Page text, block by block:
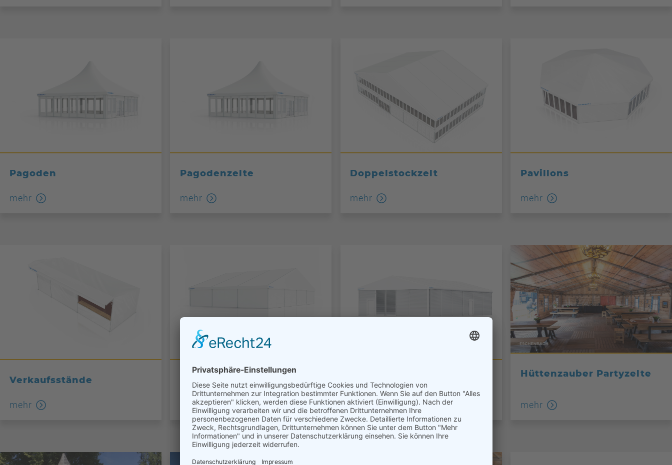
Pagoden
mehr
Pagodenzelte
mehr
Doppelstockzelt
mehr
Pavillons
mehr
Verkaufsstände
mehr
Lagerzelte
mehr
Leichtbauhallen
mehr
Hüttenzauber Partyzelte
mehr